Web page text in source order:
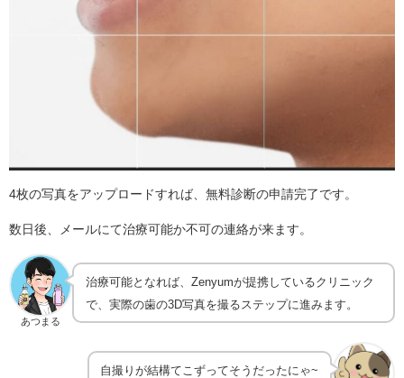
4枚の写真をアップロードすれば、無料診断の申請完了です。
数日後、メールにて治療可能か不可の連絡が来ます。
あつまる
治療可能となれば、Zenyumが提携しているクリニック
で、実際の歯の3D写真を撮るステップに進みます。
自撮りが結構てこずってそうだったにゃ~